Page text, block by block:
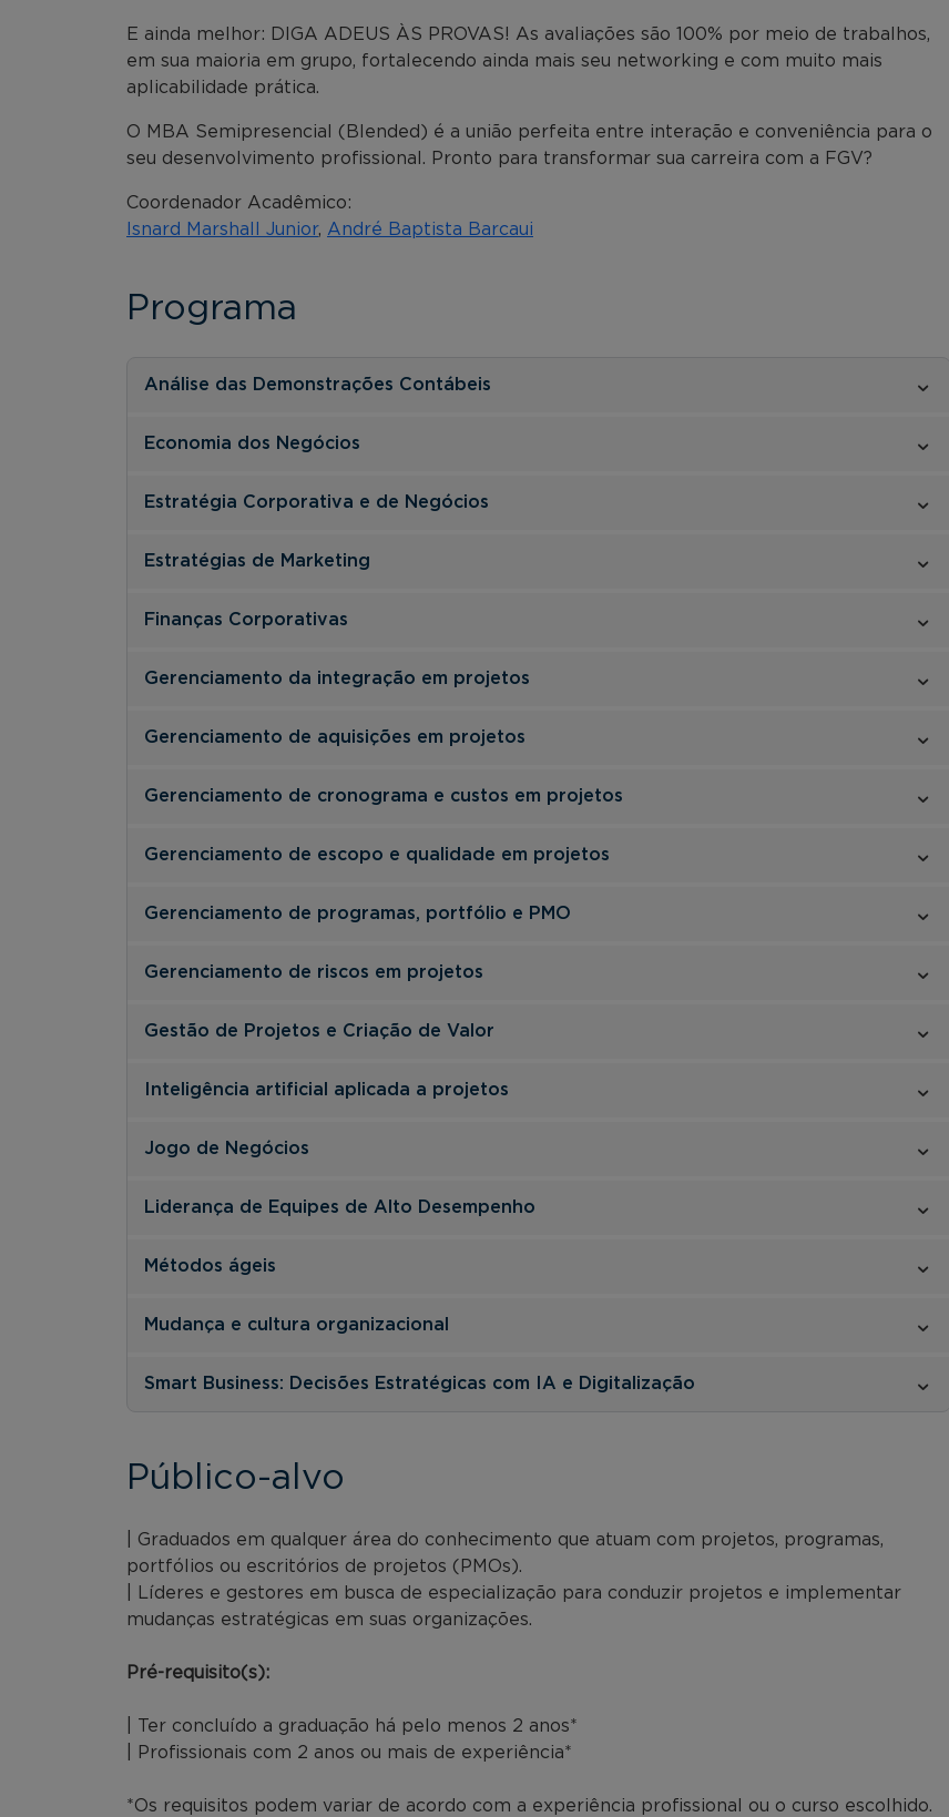
E ainda melhor: DIGA ADEUS ÀS PROVAS! As avaliações são 100% por meio de trabalhos,
em sua maioria em grupo, fortalecendo ainda mais seu networking e com muito mais
aplicabilidade prática.
O MBA Semipresencial (Blended) é a união perfeita entre interação e conveniência para o
seu desenvolvimento profissional. Pronto para transformar sua carreira com a FGV?
Coordenador Acadêmico:
Isnard Marshall Junior, André Baptista Barcaui
Programa
Análise das Demonstrações Contábeis
Economia dos Negócios
Estratégia Corporativa e de Negócios
Estratégias de Marketing
Finanças Corporativas
Gerenciamento da integração em projetos
Gerenciamento de aquisições em projetos
Gerenciamento de cronograma e custos em projetos
Gerenciamento de escopo e qualidade em projetos
Gerenciamento de programas, portfólio e PMO
Gerenciamento de riscos em projetos
Gestão de Projetos e Criação de Valor
Inteligência artificial aplicada a projetos
Jogo de Negócios
Liderança de Equipes de Alto Desempenho
Métodos ágeis
Mudança e cultura organizacional
Smart Business: Decisões Estratégicas com IA e Digitalização
Público-alvo
| Graduados em qualquer área do conhecimento que atuam com projetos, programas,
portfólios ou escritórios de projetos (PMOs).
| Líderes e gestores em busca de especialização para conduzir projetos e implementar
mudanças estratégicas em suas organizações.
Pré-requisito(s):
| Ter concluído a graduação há pelo menos 2 anos*
| Profissionais com 2 anos ou mais de experiência*
*Os requisitos podem variar de acordo com a experiência profissional ou o curso escolhido.